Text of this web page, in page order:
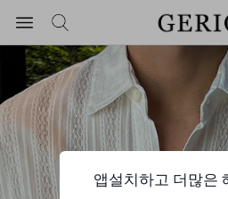
앱설치하고 더많은